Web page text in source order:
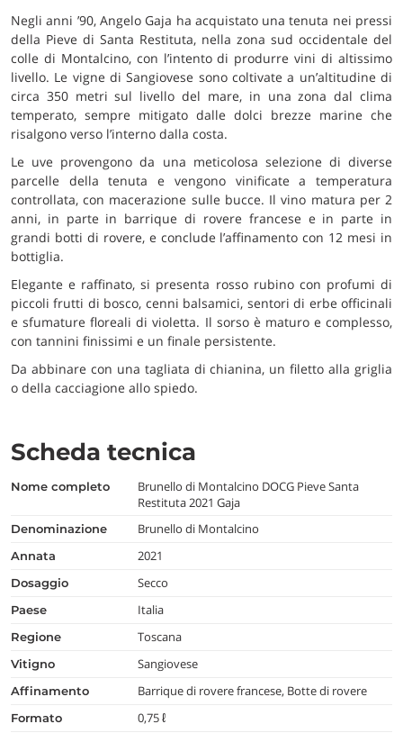
Negli anni ’90, Angelo Gaja ha acquistato una tenuta nei pressi
della Pieve di Santa Restituta, nella zona sud occidentale del
colle di Montalcino, con l’intento di produrre vini di altissimo
livello. Le vigne di Sangiovese sono coltivate a un’altitudine di
circa 350 metri sul livello del mare, in una zona dal clima
temperato, sempre mitigato dalle dolci brezze marine che
risalgono verso l’interno dalla costa.
Le uve provengono da una meticolosa selezione di diverse
parcelle della tenuta e vengono vinificate a temperatura
controllata, con macerazione sulle bucce. Il vino matura per 2
anni, in parte in barrique di rovere francese e in parte in
grandi botti di rovere, e conclude l’affinamento con 12 mesi in
bottiglia.
Elegante e raffinato, si presenta rosso rubino con profumi di
piccoli frutti di bosco, cenni balsamici, sentori di erbe officinali
e sfumature floreali di violetta. Il sorso è maturo e complesso,
con tannini finissimi e un finale persistente.
Da abbinare con una tagliata di chianina, un filetto alla griglia
o della cacciagione allo spiedo.
Scheda tecnica
nome completo
Brunello di Montalcino DOCG Pieve Santa
Restituta 2021 Gaja
denominazione Brunello di Montalcino
annata 2021
dosaggio Secco
paese Italia
regione Toscana
vitigno Sangiovese
affinamento Barrique di rovere francese, Botte di rovere
formato 0,75 ℓ